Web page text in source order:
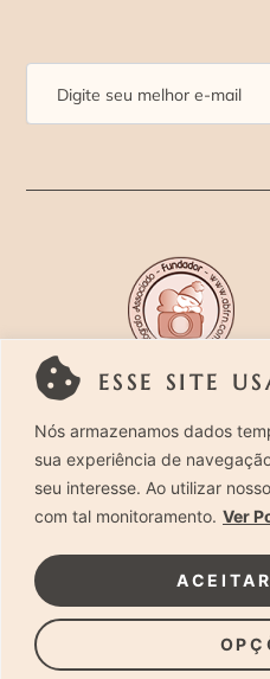
ESSE SITE
Nós armazenamos dados
sua experiência de
seu interesse. Ao utilizar
com tal monitoramento. Ver
Rua Costa Carvalho,
SP. CEP 05429-130 –
Direitos Reservados.
Política de